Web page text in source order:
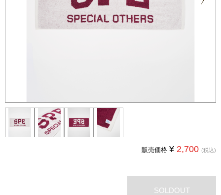
販売価格 ¥ 2,700 (税込)
SOLDOUT